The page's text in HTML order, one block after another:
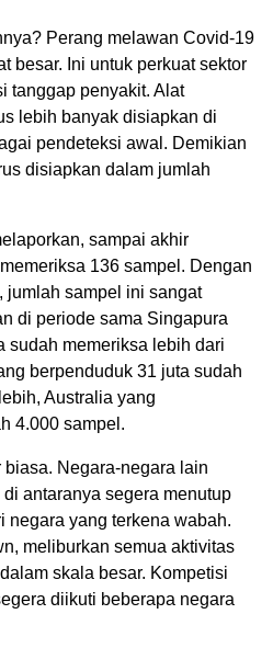
Perang melawan Covid-19
besar. Ini untuk perkuat sektor
tanggap penyakit. Alat
lebih banyak disiapkan di
pendeteksi awal. Demikian
disiapkan dalam jumlah
sampai akhir
136 sampel. Dengan
jumlah sampel ini sangat
di periode sama Singapura
sudah memeriksa lebih dari
berpenduduk 31 juta sudah
Australia yang
4.000 sampel.
Negara-negara lain
antaranya segera menutup
negara yang terkena wabah.
meliburkan semua aktivitas
skala besar. Kompetisi
diikuti beberapa negara